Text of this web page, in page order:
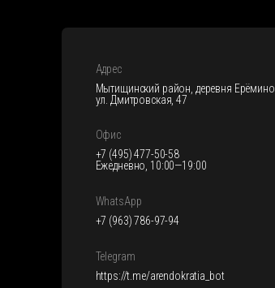
Адрес
Мытищинский район, деревня Ерёмино
ул. Дмитровская, 47
Офис
+7 (495) 477-50-58
Ежедневно, 10:00—19:00
WhatsApp
+7 (963) 786-97-94
Telegram
https://t.me/arendokratia_bot